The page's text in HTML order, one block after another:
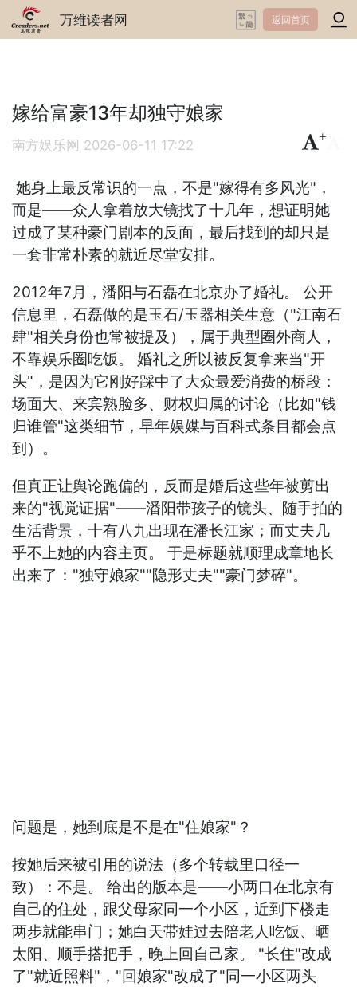
万维读者网 返回首页
嫁给富豪13年却独守娘家
南方娱乐网 2026-06-11 17:22
+
她身上最反常识的一点，不是"嫁得有多风光"，
而是——众人拿着放大镜找了十几年，想证明她
过成了某种豪门剧本的反面，最后找到的却只是
一套非常朴素的就近尽堂安排。
2012年7月，潘阳与石磊在北京办了婚礼。 公开
信息里，石磊做的是玉石/玉器相关生意（"江南石
肆"相关身份也常被提及），属于典型圈外商人，
不靠娱乐圈吃饭。 婚礼之所以被反复拿来当"开
头"，是因为它刚好踩中了大众最爱消费的桥段：
场面大、来宾熟脸多、财权归属的讨论（比如"钱
归谁管"这类细节，早年娱媒与百科式条目都会点
到）。
但真正让舆论跑偏的，反而是婚后这些年被剪出
来的"视觉证据"——潘阳带孩子的镜头、随手拍的
生活背景，十有八九出现在潘长江家；而丈夫几
乎不上她的内容主页。 于是标题就顺理成章地长
出来了："独守娘家""隐形丈夫""豪门梦碎"。
问题是，她到底是不是在"住娘家"？
按她后来被引用的说法（多个转载里口径一
致）：不是。 给出的版本是——小两口在北京有
自己的住处，跟父母家同一个小区，近到下楼走
两步就能串门；她白天带娃过去陪老人吃饭、晒
太阳、顺手搭把手，晚上回自己家。 "长住"改成
了"就近照料"，"回娘家"改成了"同一小区两头